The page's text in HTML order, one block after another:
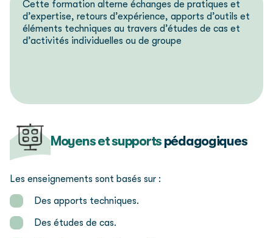
Cette formation alterne échanges de pratiques et
d’expertise, retours d’expérience, apports d’outils et
éléments techniques au travers d’études de cas et
d’activités individuelles ou de groupe
Moyens et supportspédagogiques
Les enseignements sont basés sur :
Des apports techniques.
Des études de cas.